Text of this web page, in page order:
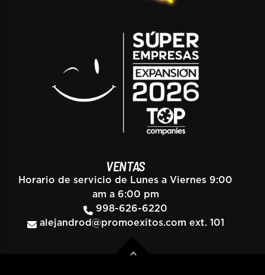
VENTAS
Horario de servicio de Lunes a Viernes 9:00
am a 6:00 pm
998-626-6220
alejandrod@promoexitos.com ext. 101